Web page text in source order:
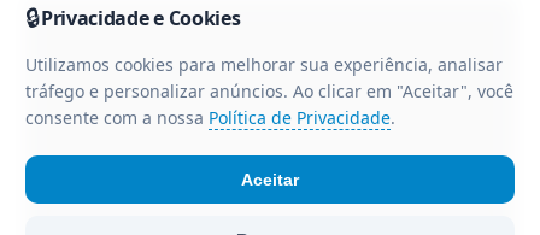
🔒Privacidade e Cookies
Utilizamos cookies para melhorar sua experiência, analisar
tráfego e personalizar anúncios. Ao clicar em "Aceitar", você
consente com a nossa Política de Privacidade.
Aceitar